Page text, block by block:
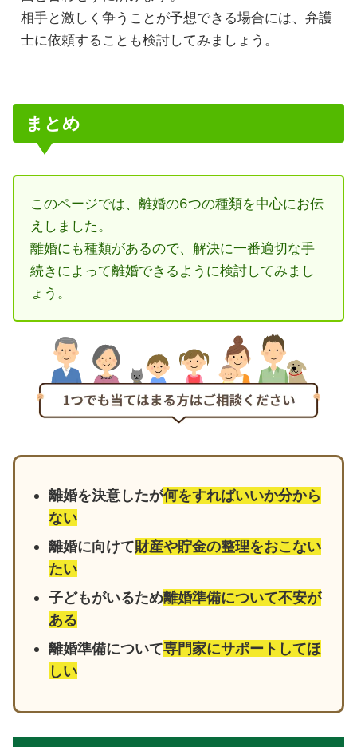
相手と激しく争うことが予想できる場合には、弁護
士に依頼することも検討してみましょう。
まとめ
このページでは、離婚の6つの種類を中心にお伝
えしました。
離婚にも種類があるので、解決に一番適切な手
続きによって離婚できるように検討してみまし
ょう。
離婚を決意したが何をすればいいか分から
ない
離婚に向けて財産や貯金の整理をおこない
たい
子どもがいるため離婚準備について不安が
ある
離婚準備について専門家にサポートしてほ
しい